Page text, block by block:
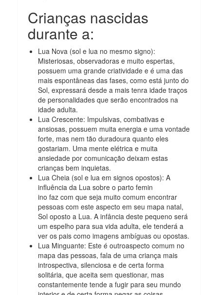
Crianças nascidas
durante a:
Lua Nova (sol e lua no mesmo signo):
Misteriosas, observadoras e muito espertas,
possuem uma grande criatividade e é uma das
mais espontâneas das fases, como está junto do
Sol, expressará desde a mais tenra idade traços
de personalidades que serão encontrados na
idade adulta.
Lua Crescente: Impulsivas, combativas e
ansiosas, possuem muita energia e uma vontade
forte, mas nem tão duradoura quanto eles
gostariam. Uma mente elétrica e muita
ansiedade por comunicação deixam estas
crianças bem inquietas.
Lua Cheia (sol e lua em signos opostos): A
influência da Lua sobre o parto femin
ino faz com que seja muito comum encontrar
pessoas com este aspecto em seu mapa natal,
Sol oposto a Lua. A infância deste pequeno será
um espelho para sua vida adulta, ele tenderá a
ver os pais como imagens ambíguas ou opostas.
Lua Minguante: Este é outroaspecto comum no
mapa das pessoas, fala de uma criança mais
introspectiva, silenciosa e de certa forma
solitária, que aceita sem questionar, mas
constantemente tende a fugir para seu mundo